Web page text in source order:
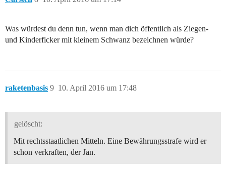
Was würdest du denn tun, wenn man dich öffentlich als Ziegen-
und Kinderficker mit kleinem Schwanz bezeichnen würde?
raketenbasis 10. April 2016 um 17:48
9
gelöscht:
Mit rechtsstaatlichen Mitteln. Eine Bewährungsstrafe wird er
schon verkraften, der Jan.